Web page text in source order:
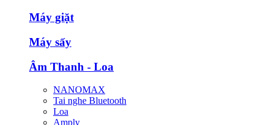
Máy giặt
Máy sấy
Âm Thanh - Loa
NANOMAX
Tai nghe Bluetooth
Loa
Amply